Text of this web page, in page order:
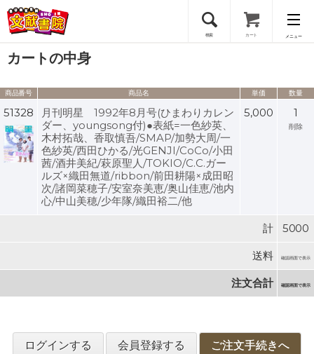
検索 カート メニュー
会員登録
ログイン
カートの中身
商品番号 商品名 単価 数量
51328
月刊明星 1992年8月号(ひまわりカレン
ダー、youngsong付)●表紙=一色紗英、
木村拓哉、香取慎吾/SMAP/加勢大周/一
色紗英/西田ひかる/光GENJI/CoCo/小田
茜/酒井美紀/萩原聖人/TOKIO/C.C.ガー
ルズ×織田無道/ribbon/前田耕陽×成田昭
次/諸岡菜穂子/安室奈美恵/奥山佳恵/池内
心/中山美穂/少年隊/織田裕二/他
5,000 1
削除
計 5000
送料 確認画面で表示
注文合計 確認画面で表示
ログインする 会員登録する ご注文手続きへ